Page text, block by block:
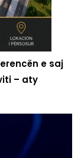
e saj
– aty